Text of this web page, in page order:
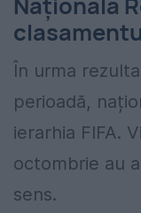
În urma
perioadă,
ierarhia FIFA.
octombrie au
sens.